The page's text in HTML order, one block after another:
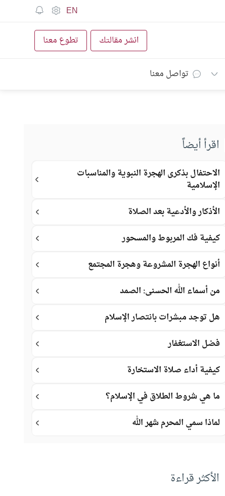
EN
انشر مقالتك تطوع معنا
تواصل معنا
اقرأ أيضاً
الاحتفال بذكرى الهجرة النبوية والمناسبات
الإسلامية
الأذكار والأدعية بعد الصلاة
كيفية فك المربوط والمسحور
أنواع الهجرة المشروعة وهجرة المجتمع
من أسماء الله الحسنى: الصمد
هل توجد مبشرات بانتصار الإسلام
فضل الاستغفار
كيفية أداء صلاة الاستخارة
ما هي شروط الطلاق في الإسلام؟
لماذا سمي المحرم شهر الله
الأكثر قراءة